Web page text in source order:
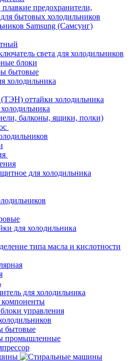
предохранители,
бытовых холодильников
Samsung (Самсунг)
света для холодильников
блоки
бытовые
холодильника
(ТЭН) оттайки холодильника
балконы, ящики, полки)
для холодильника
для холодильника
типа масла и кислотности
для холодильника
управления
бытовые
промышленные